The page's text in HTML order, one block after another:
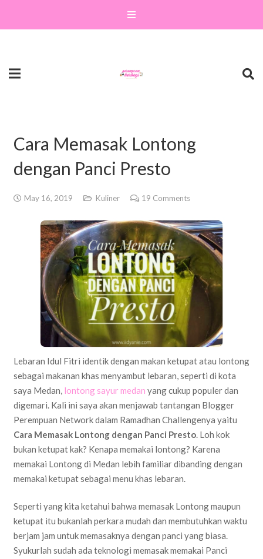
Cara Memasak Lontong
dengan Panci Presto
May 16, 2019 Kuliner 19 Comments
Lebaran Idul Fitri identik dengan makan ketupat atau lontong
sebagai makanan khas menyambut lebaran, seperti di kota
saya Medan, lontong sayur medan yang cukup populer dan
digemari. Kali ini saya akan menjawab tantangan Blogger
Perempuan Network dalam Ramadhan Challengenya yaitu
Cara Memasak Lontong dengan Panci Presto. Loh kok
bukan ketupat kak? Kenapa memakai lontong? Karena
memakai Lontong di Medan lebih familiar dibanding dengan
memakai ketupat sebagai menu khas lebaran.
Seperti yang kita ketahui bahwa memasak Lontong maupun
ketupat itu bukanlah perkara mudah dan membutuhkan waktu
berjam jam untuk memasaknya dengan panci yang biasa.
Syukurlah sudah ada teknologi memasak memakai Panci